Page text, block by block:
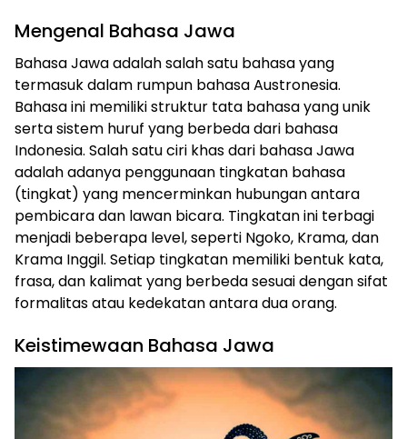
Mengenal Bahasa Jawa
Bahasa Jawa adalah salah satu bahasa yang
termasuk dalam rumpun bahasa Austronesia.
Bahasa ini memiliki struktur tata bahasa yang unik
serta sistem huruf yang berbeda dari bahasa
Indonesia. Salah satu ciri khas dari bahasa Jawa
adalah adanya penggunaan tingkatan bahasa
(tingkat) yang mencerminkan hubungan antara
pembicara dan lawan bicara. Tingkatan ini terbagi
menjadi beberapa level, seperti Ngoko, Krama, dan
Krama Inggil. Setiap tingkatan memiliki bentuk kata,
frasa, dan kalimat yang berbeda sesuai dengan sifat
formalitas atau kedekatan antara dua orang.
Keistimewaan Bahasa Jawa